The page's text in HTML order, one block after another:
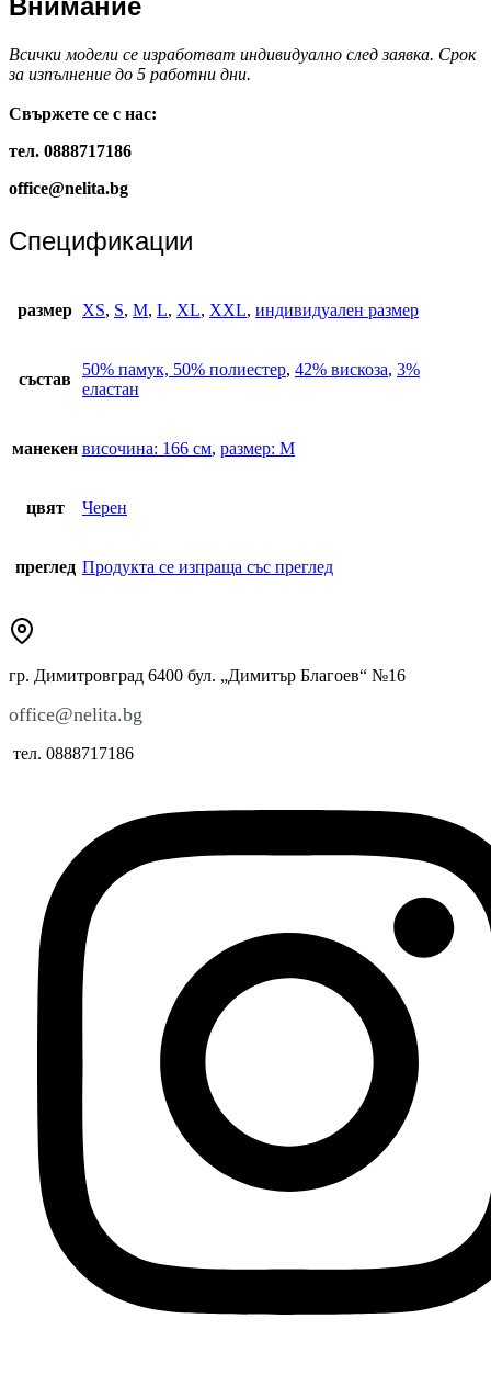
Всички модели се изработват индивидуално след заявка. Срок
за изпълнение до 5 работни дни.
Свържете се с нас:
тел. 0888717186
office@nelita.bg
Спецификации
размер XS, S, M, L, XL, XXL, индивидуален размер
състав
50% памук, 50% полиестер, 42% вискоза, 3%
еластан
манекен височина: 166 см, размер: М
цвят Черен
преглед Продукта се изпраща със преглед
гр. Димитровград 6400 бул. „Димитър Благоев“ №16
office@nelita.bg
тел. 0888717186